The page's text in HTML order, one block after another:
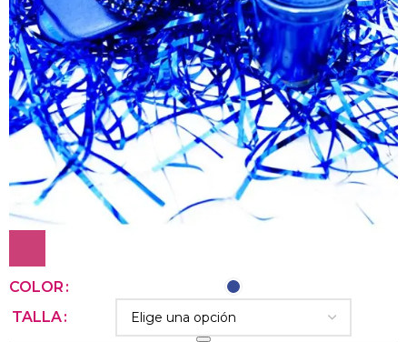
COLOR
TALLA